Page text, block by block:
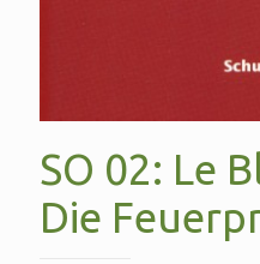
SO 02: Le
Die